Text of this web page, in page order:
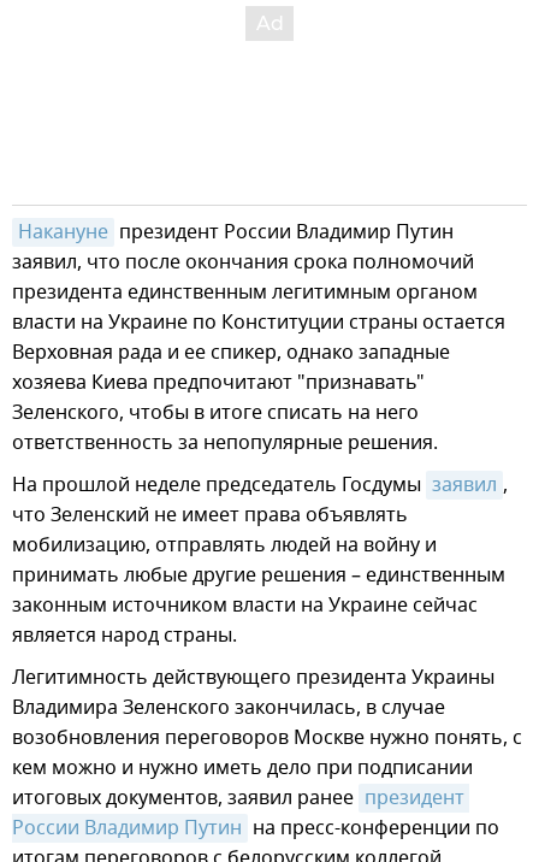
Накануне президент России Владимир Путин
заявил, что после окончания срока полномочий
президента единственным легитимным органом
власти на Украине по Конституции страны остается
Верховная рада и ее спикер, однако западные
хозяева Киева предпочитают "признавать"
Зеленского, чтобы в итоге списать на него
ответственность за непопулярные решения.
На прошлой неделе председатель Госдумы заявил ,
что Зеленский не имеет права объявлять
мобилизацию, отправлять людей на войну и
принимать любые другие решения – единственным
законным источником власти на Украине сейчас
является народ страны.
Легитимность действующего президента Украины
Владимира Зеленского закончилась, в случае
возобновления переговоров Москве нужно понять, с
кем можно и нужно иметь дело при подписании
итоговых документов, заявил ранее президент
России Владимир Путин на пресс-конференции по